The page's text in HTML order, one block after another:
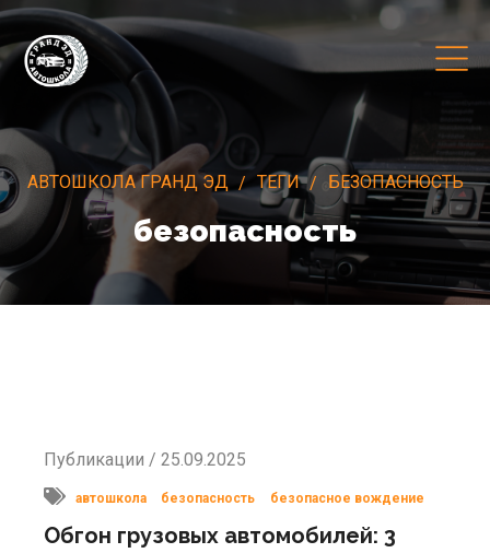
АВТОШКОЛА ГРАНД ЭД ТЕГИ БЕЗОПАСНОСТЬ
безопасность
Публикации / 25.09.2025
автошкола безопасность безопасное вождение
Обгон грузовых автомобилей: 3